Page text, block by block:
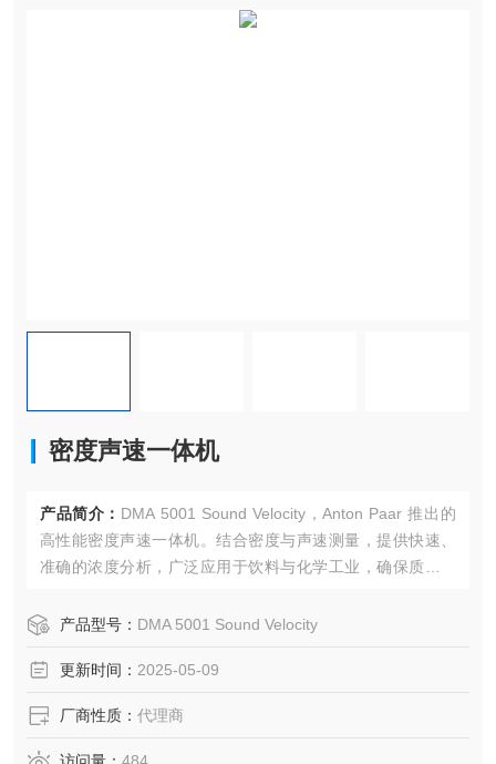
密度声速一体机
产品简介： DMA 5001 Sound Velocity，Anton Paar 推出的
高性能密度声速一体机。结合密度与声速测量，提供快速、
准确的浓度分析，广泛应用于饮料与化学工业，确保质量控
产品型号： DMA 5001 Sound Velocity
更新时间： 2025-05-09
厂商性质： 代理商